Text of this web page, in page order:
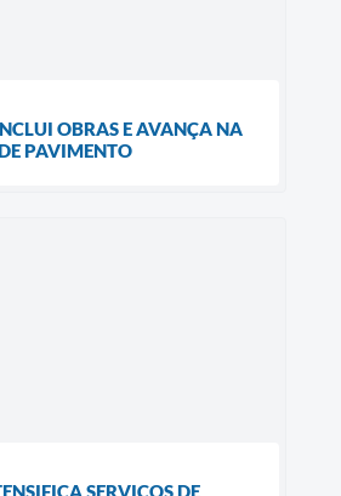
OBRAS E AVANÇA NA
PAVIMENTO
SERVIÇOS DE